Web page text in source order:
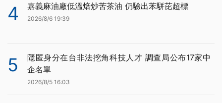
4 嘉義麻油廠低溫焙炒苦茶油 仍驗出苯駢芘超標
2026/8/6 19:39
5
隱匿身分在台非法挖角科技人才 調查局公布17家中
企名單
2026/8/5 16:03